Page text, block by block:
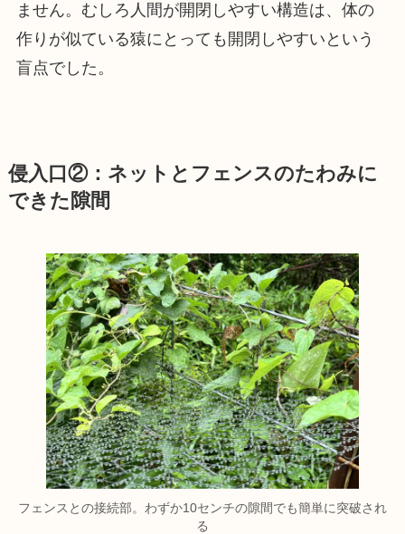
ません。むしろ人間が開閉しやすい構造は、体の
作りが似ている猿にとっても開閉しやすいという
盲点でした。
侵入口②：ネットとフェンスのたわみに
できた隙間
フェンスとの接続部。わずか10センチの隙間でも簡単に突破され
る